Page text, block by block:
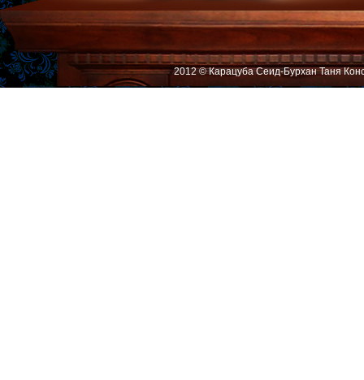
2012 © Карацуба Сеид-Бурхан Таня